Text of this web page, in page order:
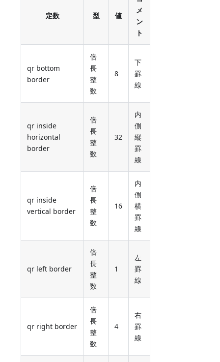
定数 型 値
メ
ン
ト
qr bottom
border
倍
長
整
数
8
下
罫
線
qr inside
horizontal
border
倍
長
整
数
32
内
側
縦
罫
線
qr inside
vertical border
倍
長
整
数
16
内
側
横
罫
線
qr left border
倍
長
整
数
1
左
罫
線
qr right border
倍
長
整
数
4
右
罫
線